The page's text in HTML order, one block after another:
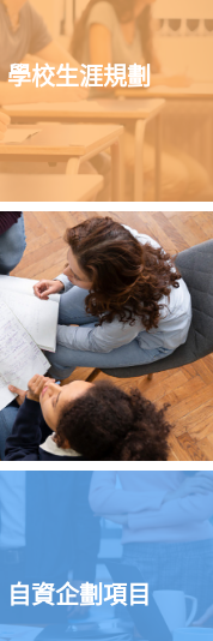
學校生涯規劃
自資企劃項目